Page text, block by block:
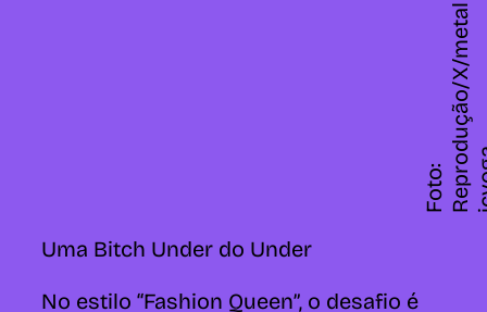
Uma Bitch Under do Under
No estilo “Fashion Queen”, o desafio é
F
o
t
o
:
R
e
p
r
o
d
u
ç
ã
o
/
X
/
m
e
t
al
i
c
v
o
g